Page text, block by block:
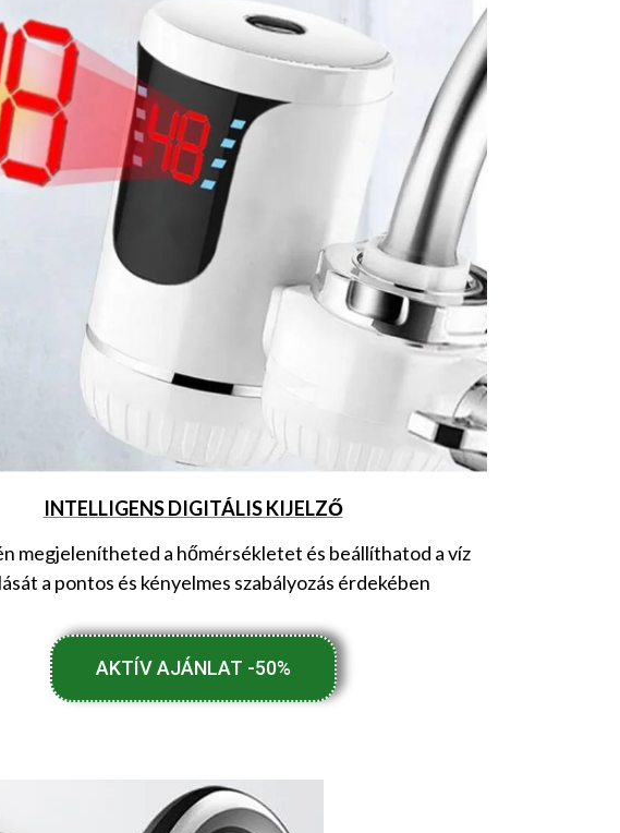
INTELLIGENS DIGITÁLIS KIJELZŐ
megjelenítheted a hőmérsékletet és beállíthatod a víz
a pontos és kényelmes szabályozás érdekében
AKTÍV AJÁNLAT -50%